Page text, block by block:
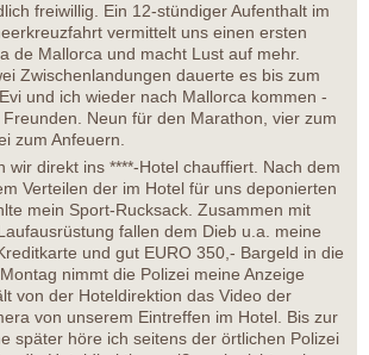
freiwillig. Ein 12-stündiger Aufenthalt im
vermittelt uns einen ersten
de Mallorca und macht Lust auf mehr.
Zwischenlandungen dauerte es bis zum
und ich wieder nach Mallorca kommen -
Neun für den Marathon, vier zum
zum Anfeuern.
wir direkt ins ****-Hotel chauffiert. Nach dem
Verteilen der im Hotel für uns deponierten
mein Sport-Rucksack. Zusammen mit
fallen dem Dieb u.a. meine
und gut EURO 350,- Bargeld in die
nimmt die Polizei meine Anzeige
von der Hoteldirektion das Video der
von unserem Eintreffen im Hotel. Bis zur
später höre ich seitens der örtlichen Polizei